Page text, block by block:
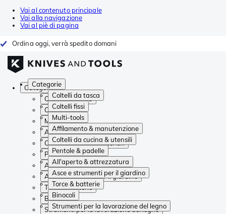
Vai al contenuto principale
Vai alla navigazione
Vai al piè di pagina
Ordina oggi, verrà spedito domani
Categorie
Coltelli da tasca
Coltelli fissi
Multi-tools
Affilamento & manutenzione
Coltelli da cucina & utensili
Pentole & padelle
All'aperto & attrezzatura
Asce e strumenti per il giardino
Torce & batterie
Binocoli
Strumenti per la lavorazione del legno
Categorie
Coltelli da tasca
Coltelli fissi
Multi-tools
Affilamento & manutenzione
Coltelli da cucina & utensili
Pentole & padelle
All'aperto & attrezzatura
Asce e strumenti per il giardino
Torce & batterie
Binocoli
Strumenti per la lavorazione del legno